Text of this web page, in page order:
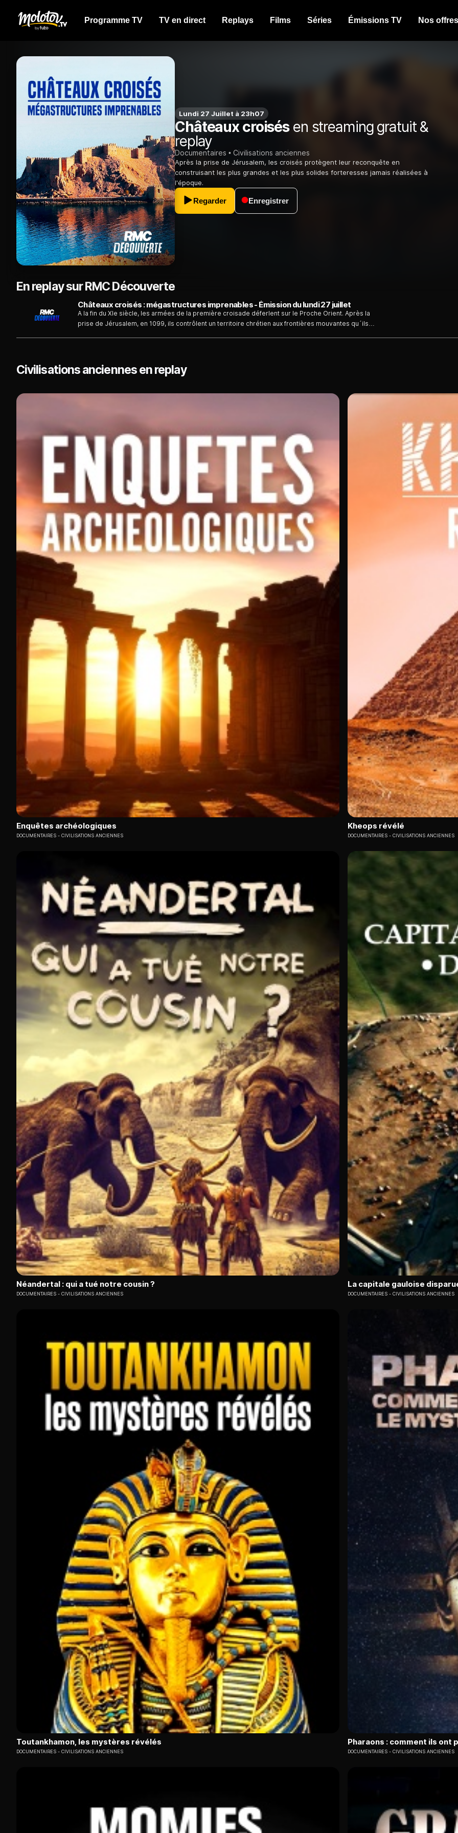
Programme TV TV en direct Replays Films Séries Émissions TV Nos offres
Lundi 27 Juillet à 23h07
Châteaux croisésen streaming gratuit &
replay
Documentaires Civilisations anciennes
Après la prise de Jérusalem, les croisés protègent leur reconquête en
construisant les plus grandes et les plus solides forteresses jamais réalisées à
l'époque.
Regarder Enregistrer
En replay sur RMC Découverte
Châteaux croisés : mégastructures imprenables - Émission du lundi 27 juillet
A la fin du XIe siècle, les armées de la première croisade déferlent sur le Proche Orient. Après la
prise de Jérusalem, en 1099, ils contrôlent un territoire chrétien aux frontières mouvantes qu´ils
croisés, faisant considérablement évoluer la forme et la structure de leurs châteaux. Ce fut pendant
près de deux siècles de croisades une fièvre de construction et d´innovation qui n´a pas d
Civilisations anciennes en replay
Enquêtes archéologiques
DOCUMENTAIRES CIVILISATIONS ANCIENNES
Kheops révélé
DOCUMENTAIRES CIVILISATIONS ANCIENNES
Néandertal : qui a tué notre cousin ?
DOCUMENTAIRES CIVILISATIONS ANCIENNES
La capitale gauloise
DOCUMENTAIRES CIVILISATIONS ANCIENNES
Toutankhamon, les mystères révélés
DOCUMENTAIRES CIVILISATIONS ANCIENNES
Pharaons : comment ils
DOCUMENTAIRES CIVILISATIONS ANCIENNES